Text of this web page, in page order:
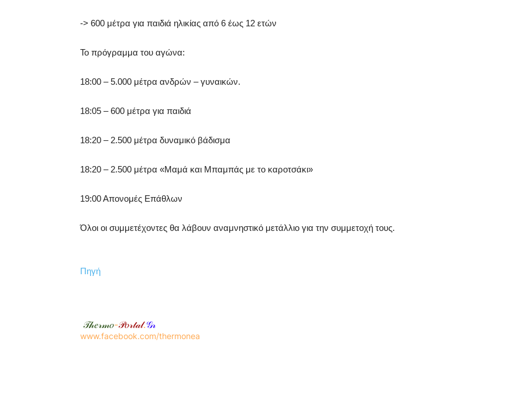
-> 600 μέτρα για παιδιά ηλικίας από 6 έως 12 ετών
Το πρόγραμμα του αγώνα:
18:00 – 5.000 μέτρα ανδρών – γυναικών.
18:05 – 600 μέτρα για παιδιά
18:20 – 2.500 μέτρα δυναμικό βάδισμα
18:20 – 2.500 μέτρα «Μαμά και Μπαμπάς με το καροτσάκι»
19:00 Απονομές Επάθλων
Όλοι οι συμμετέχοντες θα λάβουν αναμνηστικό μετάλλιο για την συμμετοχή τους.
Πηγή
𝒯𝒽𝑒𝓇𝓂𝑜-𝒫𝑜𝓇𝓉𝒶𝓁.𝒢𝓇
www.facebook.com/thermonea